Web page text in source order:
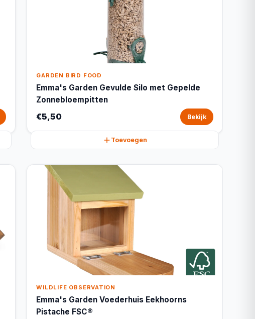
GARDEN BIRD FOOD
Emma's Garden Gevulde Silo met Gepelde
Zonnebloempitten
€5,50 Bekijk
Toevoegen
WILDLIFE OBSERVATION
Emma's Garden Voederhuis Eekhoorns
Pistache FSC®